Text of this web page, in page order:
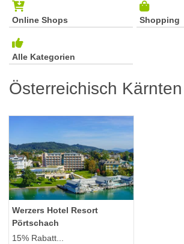
Online Shops Shopping
Alle Kategorien
Österreichisch Kärnten
Werzers Hotel Resort
Pörtschach
15% Rabatt...